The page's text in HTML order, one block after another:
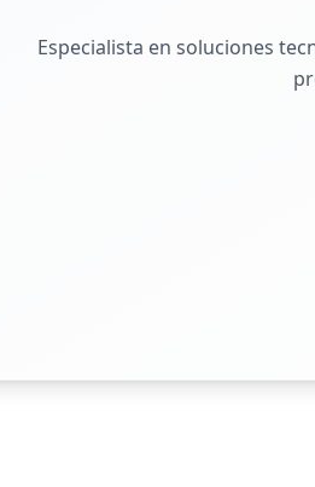
Especialista en soluciones